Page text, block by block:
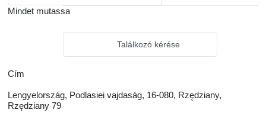
Mindet mutassa
Találkozó kérése
Сím
Lengyelország, Podlasiei vajdaság, 16-080, Rzędziany,
Rzędziany 79